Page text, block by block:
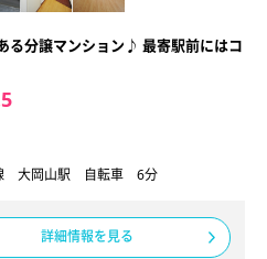
る分譲マンション♪ 最寄駅前にはコ
大岡山駅 自転車 6分
詳細情報を見る